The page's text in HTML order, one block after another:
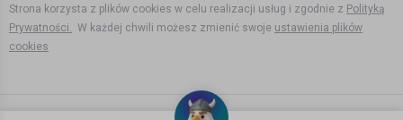
11 lat temu
Teledyski i Muzyka
Strona korzysta z plików cookies w celu realizacji usług i zgodnie z Polityką
Prywatności. W każdej chwili możesz zmienić swoje ustawienia plików
cookies